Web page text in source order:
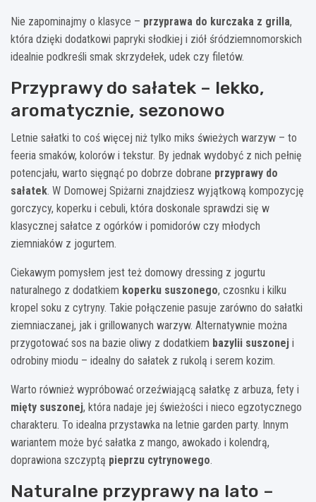
Nie zapominajmy o klasyce – przyprawa do kurczaka z grilla,
która dzięki dodatkowi papryki słodkiej i ziół śródziemnomorskich
idealnie podkreśli smak skrzydełek, udek czy filetów.
Przyprawy do sałatek – lekko,
aromatycznie, sezonowo
Letnie sałatki to coś więcej niż tylko miks świeżych warzyw – to
feeria smaków, kolorów i tekstur. By jednak wydobyć z nich pełnię
potencjału, warto sięgnąć po dobrze dobrane przyprawy do
sałatek. W Domowej Spiżarni znajdziesz wyjątkową kompozycję
gorczycy, koperku i cebuli, która doskonale sprawdzi się w
klasycznej sałatce z ogórków i pomidorów czy młodych
ziemniaków z jogurtem.
Ciekawym pomysłem jest też domowy dressing z jogurtu
naturalnego z dodatkiem koperku suszonego, czosnku i kilku
kropel soku z cytryny. Takie połączenie pasuje zarówno do sałatki
ziemniaczanej, jak i grillowanych warzyw. Alternatywnie można
przygotować sos na bazie oliwy z dodatkiem bazylii suszonej i
odrobiny miodu – idealny do sałatek z rukolą i serem kozim.
Warto również wypróbować orzeźwiającą sałatkę z arbuza, fety i
mięty suszonej, która nadaje jej świeżości i nieco egzotycznego
charakteru. To idealna przystawka na letnie garden party. Innym
wariantem może być sałatka z mango, awokado i kolendrą,
doprawiona szczyptą pieprzu cytrynowego.
Naturalne przyprawy na lato –